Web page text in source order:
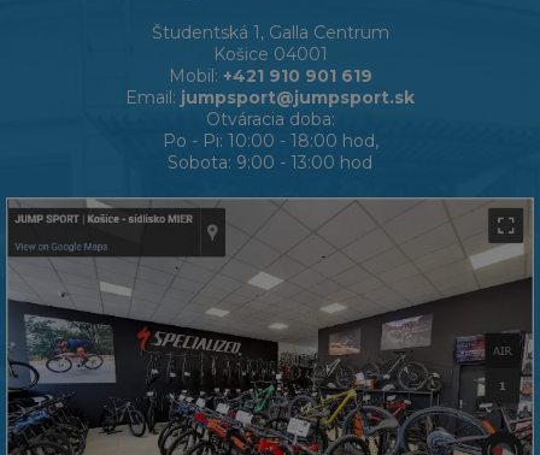
Študentská 1, Galla Centrum
Košice 04001
Mobil: +421 910 901 619
Email: jumpsport@jumpsport.sk
Otváracia doba:
Po - Pi: 10:00 - 18:00 hod,
Sobota: 9:00 - 13:00 hod